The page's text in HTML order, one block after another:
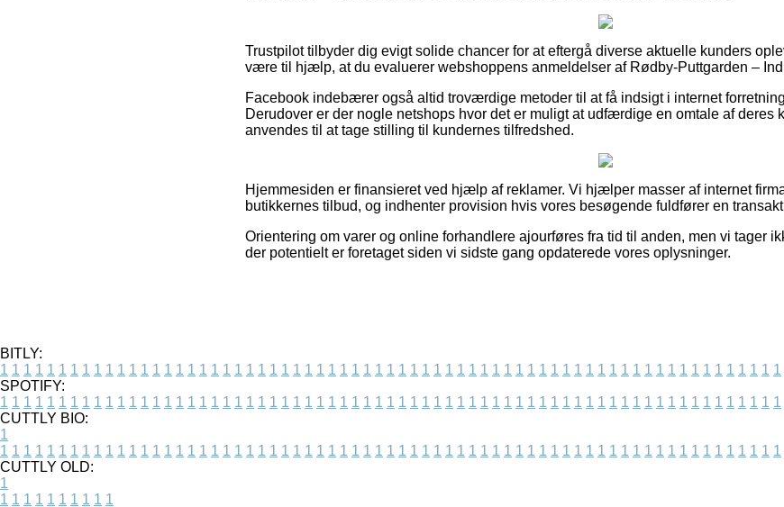
Trustpilot tilbyder dig evigt solide chancer for at eftergå diverse aktuelle kunders
være til hjælp, at du evaluerer webshoppens anmeldelser af Rødby-Puttgarden –
Facebook indebærer også altid troværdige metoder til at få indsigt i internet
Derudover er der nogle netshops hvor det er muligt at udfærdige en omtale af deres
anvendes til at tage stilling til kundernes tilfredshed.
Hjemmesiden er finansieret ved hjælp af reklamer. Vi hjælper masser af internet
butikkernes tilbud, og indhenter provision hvis vores besøgende fuldfører en
Orientering om varer og online forhandlere ajourføres fra tid til anden, men vi tager
der potentielt er foretaget siden vi sidste gang opdaterede vores oplysninger.
BITLY:
1 1 1 1 1 1 1 1 1 1 1 1 1 1 1 1 1 1 1 1 1 1 1 1 1 1 1 1 1 1 1 1 1 1 1 1 1 1 1 1 1 1 1 1 1 1 1 1 1 1 1 1 1 1 1 1 1 1 1 1 1 1 1 1 1 1 1
SPOTIFY:
1 1 1 1 1 1 1 1 1 1 1 1 1 1 1 1 1 1 1 1 1 1 1 1 1 1 1 1 1 1 1 1 1 1 1 1 1 1 1 1 1 1 1 1 1 1 1 1 1 1 1 1 1 1 1 1 1 1 1 1 1 1 1 1 1 1 1
CUTTLY BIO:
1
1 1 1 1 1 1 1 1 1 1 1 1 1 1 1 1 1 1 1 1 1 1 1 1 1 1 1 1 1 1 1 1 1 1 1 1 1 1 1 1 1 1 1 1 1 1 1 1 1 1 1 1 1 1 1 1 1 1 1 1 1 1 1 1 1 1 1
CUTTLY OLD:
1
1 1 1 1 1 1 1 1 1 1